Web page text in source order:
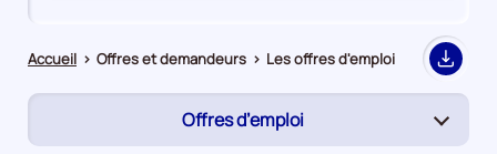
Accueil > Offres et demandeurs > Les offres d'emploi Export
Offres d’emploi
(page